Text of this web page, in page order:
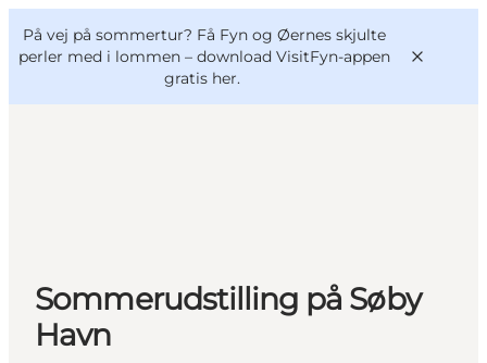
På vej på sommertur? Få Fyn og Øernes skjulte
perler med i lommen – download VisitFyn-appen
gratis her.
Mad og drikke
Overnatning
VisitFyn
Deutsch
Sommerudstilling på Søby
Havn